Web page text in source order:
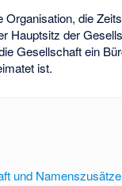
die
Hauptsitz der
Gesellschaft ein
ist.
und Namenszusätze